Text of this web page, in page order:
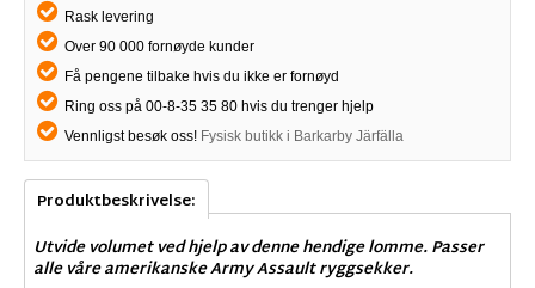
Rask levering
Over 90 000 fornøyde kunder
Få pengene tilbake hvis du ikke er fornøyd
Ring oss på 00-8-35 35 80 hvis du trenger hjelp
Vennligst besøk oss! Fysisk butikk i Barkarby Järfälla
Produktbeskrivelse:
Utvide volumet ved hjelp av denne hendige lomme. Passer
alle våre amerikanske Army Assault ryggsekker.